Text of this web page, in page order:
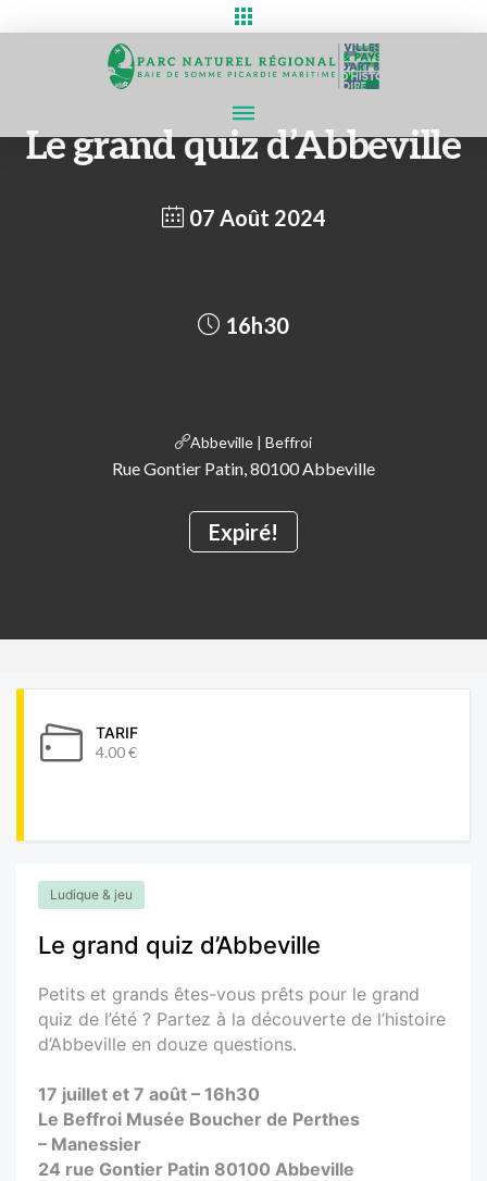
Le grand quiz d’Abbeville
07 Août 2024
Expiré!
16h30
Abbeville | Beffroi
Rue Gontier Patin, 80100 Abbeville
TARIF
4.00 €
Ludique & jeu
Le grand quiz d’Abbeville
Petits et grands êtes-vous prêts pour le grand
quiz de l’été ? Partez à la découverte de l’histoire
d’Abbeville en douze questions.
17 juillet et 7 août – 16h30
Le Beffroi Musée Boucher de Perthes
– Manessier
24 rue Gontier Patin 80100 Abbeville